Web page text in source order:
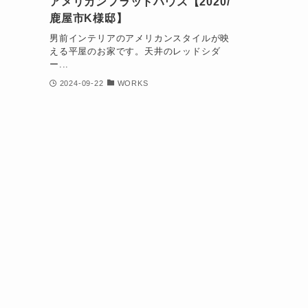
鹿屋市K様邸】
男前インテリアのアメリカンスタイルが映
える平屋のお家です。天井のレッドシダ
ー...
2024-09-22 WORKS